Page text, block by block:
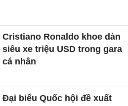
Cristiano Ronaldo khoe dàn
siêu xe triệu USD trong gara
cá nhân
Đại biểu Quốc hội đề xuất